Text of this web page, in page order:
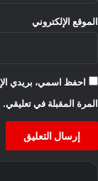
الموقع الإلكتروني
احفظ اسمي، بريدي
المرة المقبلة في تعليقي.